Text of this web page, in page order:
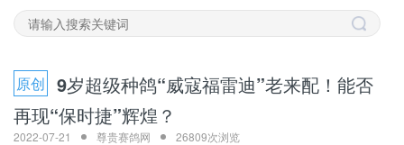
原创
9岁超级种鸽“威寇福雷迪”老来配！能否
再现“保时捷”辉煌？
2022-07-21 尊贵赛鸽网 26809次浏览